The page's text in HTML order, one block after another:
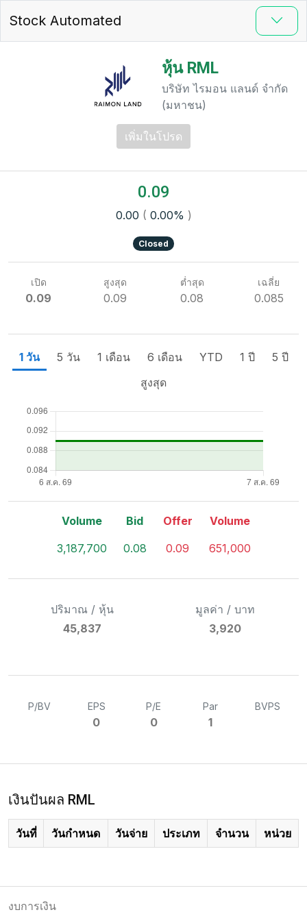
Stock Automated
หุ้น RML
บริษัท ไรมอน แลนด์ จำกัด
(มหาชน)
เพิ่มในโปรด
0.09
0.00 ( 0.00% )
Closed
เปิด
0.09
สูงสุด
0.09
ต่ำสุด
0.08
เฉลี่ย
0.085
1 วัน 5 วัน 1 เดือน 6 เดือน YTD 1 ปี
5 ปี
สูงสุด
Volume
3,187,700
Bid
0.08
Offer
0.09
Volume
651,000
ปริมาณ / หุ้น
45,837
มูลค่า / บาท
3,920
P/BV EPS
0
P/E
0
Par
1
BVPS
เงินปันผล RML
วันที่ วันกำหนด วันจ่าย ประเภท จำนวน หน่วย
งบการเงิน